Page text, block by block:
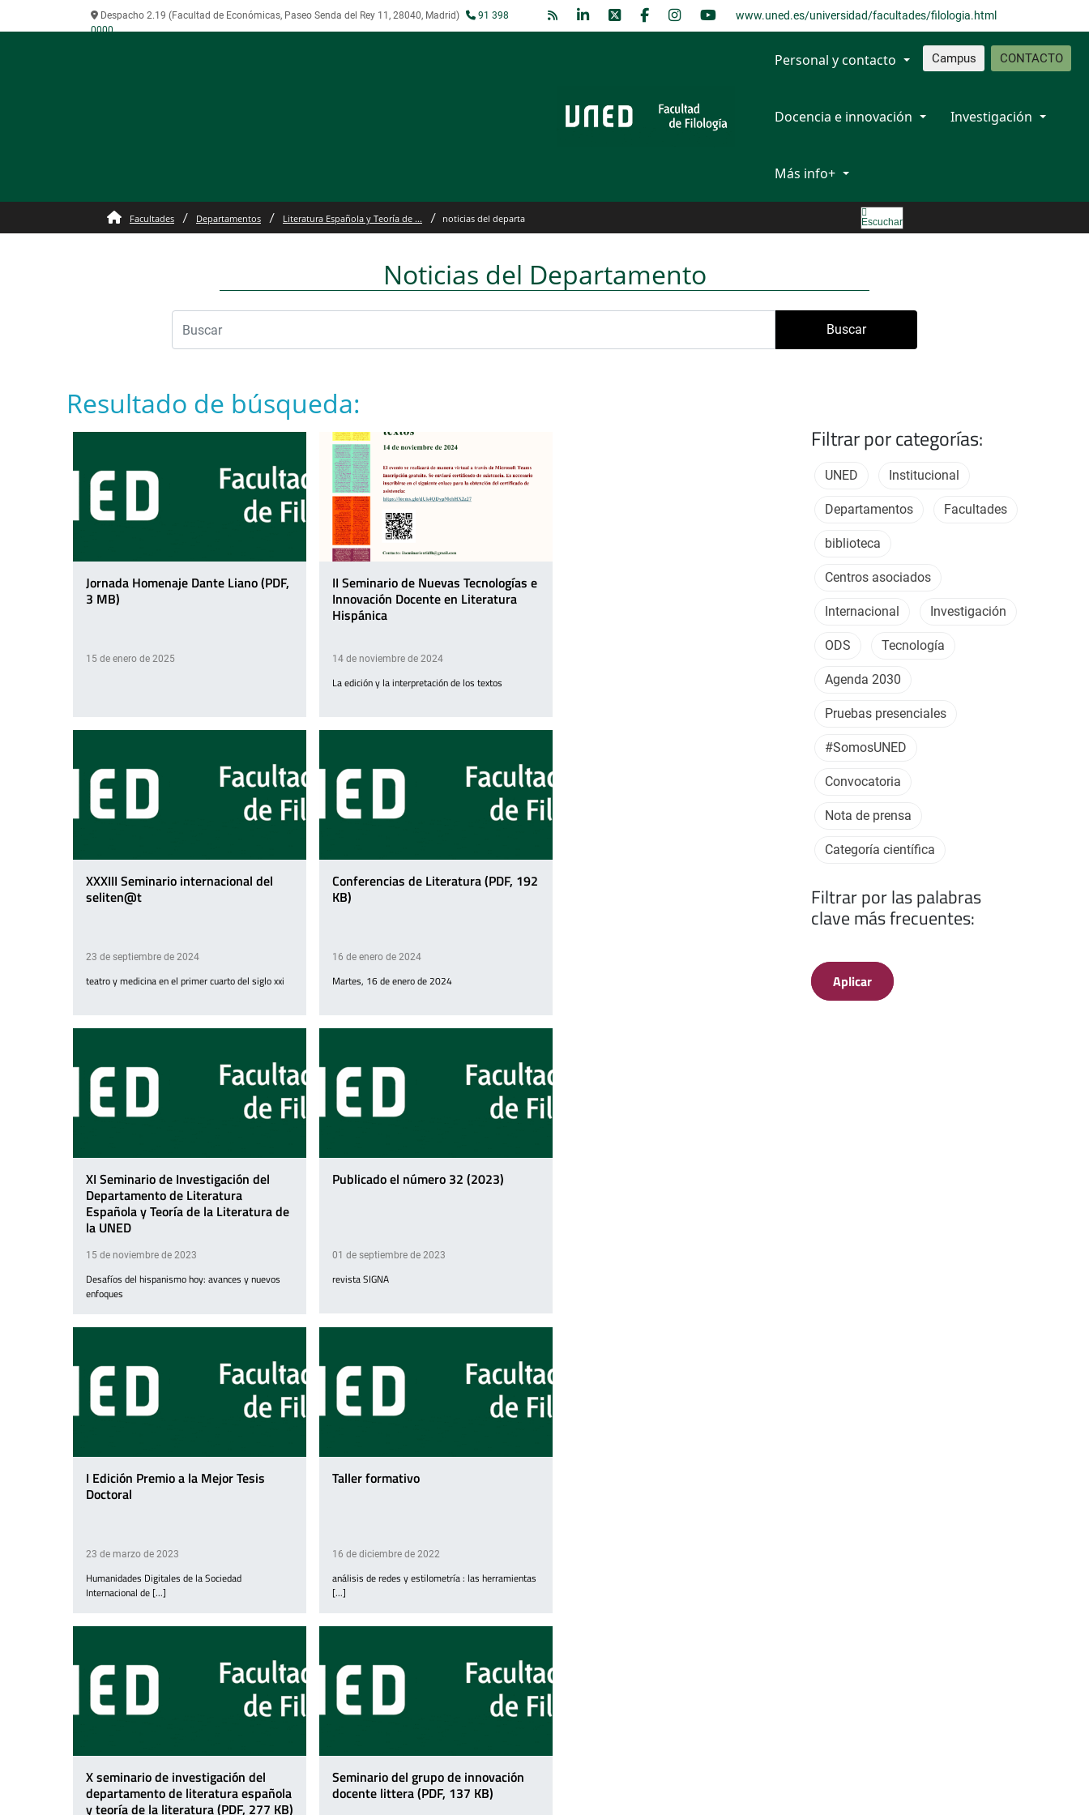
Despacho 2.19 (Facultad de Económicas, Paseo Senda del Rey 11, 28040, Madrid)
91 398
0000
www.uned.es/universidad/facultades/filologia.html
Campus CONTACTO
Personal y contacto
Docencia e innovación Investigación
Más info+
Facultades Departamentos Literatura Española y Teoría de ... noticias del departa Escuchar
Noticias del Departamento
Buscar
Resultado de búsqueda:
Jornada Homenaje Dante Liano (PDF,
3 MB)
15 de enero de 2025
II Seminario de Nuevas Tecnologías e
Innovación Docente en Literatura
Hispánica
14 de noviembre de 2024
La edición y la interpretación de los textos
XXXIII Seminario internacional del
seliten@t
23 de septiembre de 2024
teatro y medicina en el primer cuarto del siglo xxi
Conferencias de Literatura (PDF, 192
KB)
16 de enero de 2024
Martes, 16 de enero de 2024
XI Seminario de Investigación del
Departamento de Literatura
Española y Teoría de la Literatura de
la UNED
15 de noviembre de 2023
Desafíos del hispanismo hoy: avances y nuevos
enfoques
Publicado el número 32 (2023)
01 de septiembre de 2023
revista SIGNA
I Edición Premio a la Mejor Tesis
Doctoral
23 de marzo de 2023
Humanidades Digitales de la Sociedad
Internacional de [...]
Taller formativo
16 de diciembre de 2022
análisis de redes y estilometría : las herramientas
[...]
X seminario de investigación del
departamento de literatura española
y teoría de la literatura (PDF, 277 KB)
Seminario del grupo de innovación
docente littera (PDF, 137 KB)
Filtrar por categorías:
UNED Institucional
Departamentos Facultades
biblioteca
Centros asociados
Internacional Investigación
ODS Tecnología
Agenda 2030
Pruebas presenciales
#SomosUNED
Convocatoria
Nota de prensa
Categoría científica
Filtrar por las palabras
clave más frecuentes:
Aplicar